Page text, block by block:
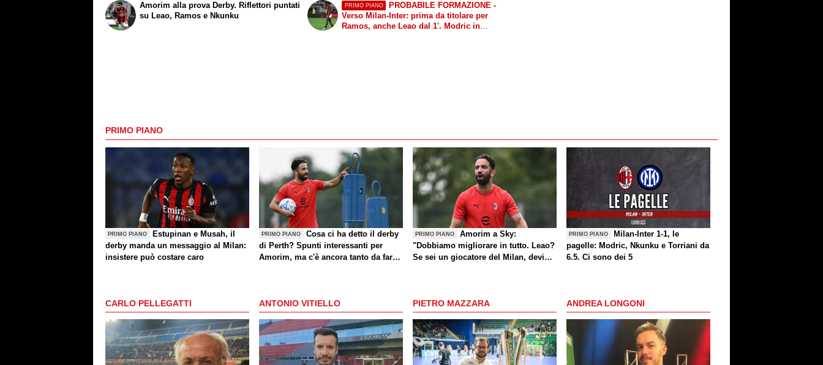
Amorim alla prova Derby. Riflettori puntati
su Leao, Ramos e Nkunku
PRIMO PIANO
PROBABILE FORMAZIONE -
Verso Milan-Inter: prima da titolare per
Ramos, anche Leao dal 1'. Modric in
PRIMO PIANO
PRIMO PIANO
Estupinan e Musah, il
derby manda un messaggio al Milan:
insistere può costare caro
PRIMO PIANO
Cosa ci ha detto il derby
di Perth? Spunti interessanti per
Amorim, ma c'è ancora tanto da fare
PRIMO PIANO
Amorim a Sky:
"Dobbiamo migliorare in tutto. Leao?
Se sei un giocatore del Milan, devi
PRIMO PIANO
Milan-Inter 1-1, le
pagelle: Modric, Nkunku e Torriani da
6.5. Ci sono dei 5
CARLO PELLEGATTI ANTONIO VITIELLO PIETRO MAZZARA ANDREA LONGONI